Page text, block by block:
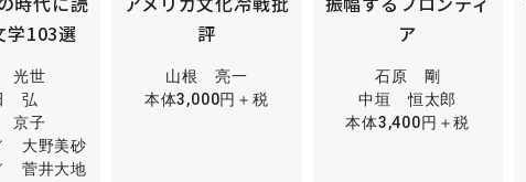
学103選
光世
弘
京子
大野美砂
菅井大地
評
山根 亮一
本体3,000円＋税
ア
石原 剛
中垣 恒太郎
本体3,400円＋税